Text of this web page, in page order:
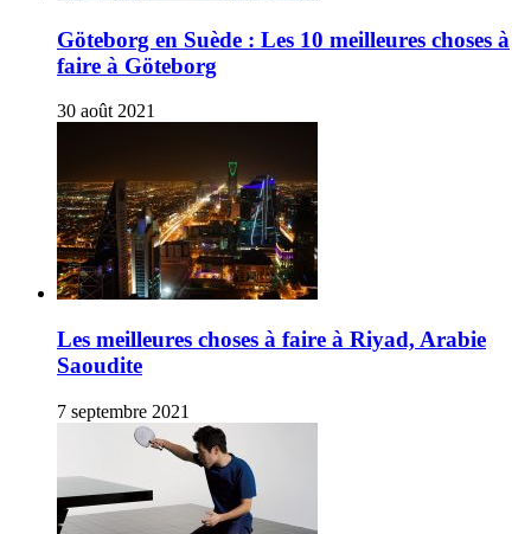
Göteborg en Suède : Les 10 meilleures choses à
faire à Göteborg
30 août 2021
Les meilleures choses à faire à Riyad, Arabie
Saoudite
7 septembre 2021